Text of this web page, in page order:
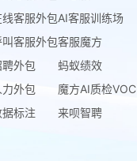
线客服外包
叫客服外包
聘外包
力外包
据标注
AI客服训练场
客服魔方
蚂蚁绩效
魔方AI质检VOC
来呗智聘